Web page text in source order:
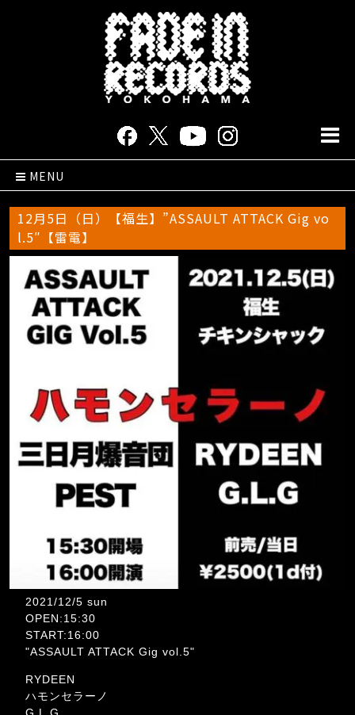
MENU
12月5日（日）【福生】”ASSAULT ATTACK Gig vo
l.5″【雷電】
2021/12/5 sun
OPEN:15:30
START:16:00
"ASSAULT ATTACK Gig vol.5"
RYDEEN
ハモンセラーノ